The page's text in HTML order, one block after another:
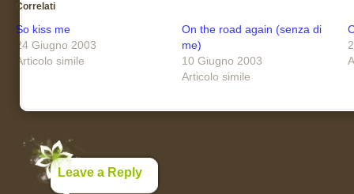
Correlati
So kiss me
24 Giugno 2003
Articolo simile
On the road again (senza di
me)
10 Giugno 2003
Articolo simile
Leave a Reply